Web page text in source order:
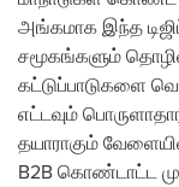
அங்கமாக இந்த
சமூகங்களும்
கட்டுப்பாடுகளை
எட்டவும்
தயாராகும்
B2B கொண்டாட்ட